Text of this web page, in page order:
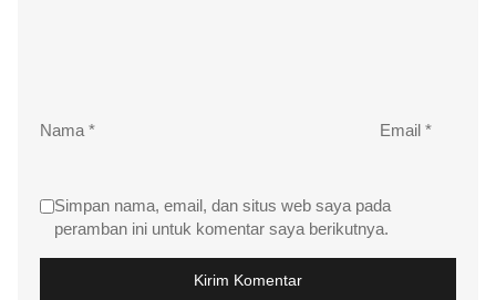
Nama * Email *
Simpan nama, email, dan situs web saya pada
peramban ini untuk komentar saya berikutnya.